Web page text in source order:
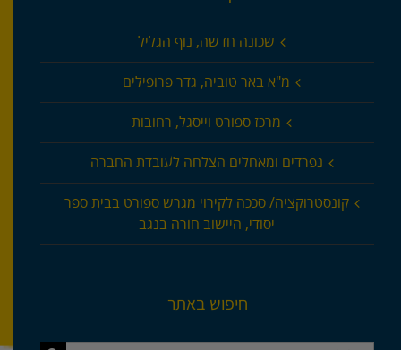
שכונה חדשה, נוף הגליל
מ"א באר טוביה, גדר פרופילים
מרכז ספורט וייסגל, רחובות
נפרדים ומאחלים הצלחה לעובדת החברה
קונסטרוקציה/ סככה לקירוי מגרש ספורט בבית ספר
יסודי, היישוב חורה בנגב
חיפוש באתר